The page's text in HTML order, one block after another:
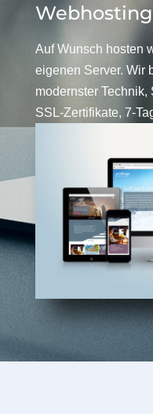
Webhosting
Auf Wunsch hosten
eigenen Server. Wir
modernster Technik,
SSL-Zertifikate, 7-